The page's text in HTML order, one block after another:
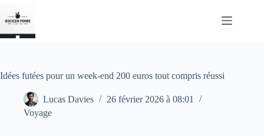
contenu
Idées futées pour un week-end 200 euros tout compris réussi
Lucas Davies
26 février 2026 à 08:01
Voyage